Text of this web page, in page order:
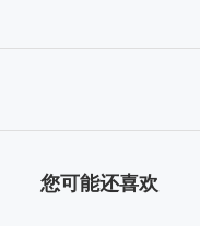
您可能还喜欢